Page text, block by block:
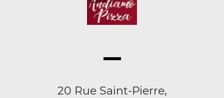
20 Rue Saint-Pierre,